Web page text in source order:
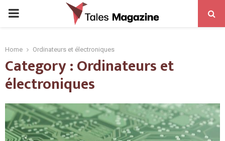
PRIMARY
Home Ordinateurs et électroniques
Category : Ordinateurs et
électroniques